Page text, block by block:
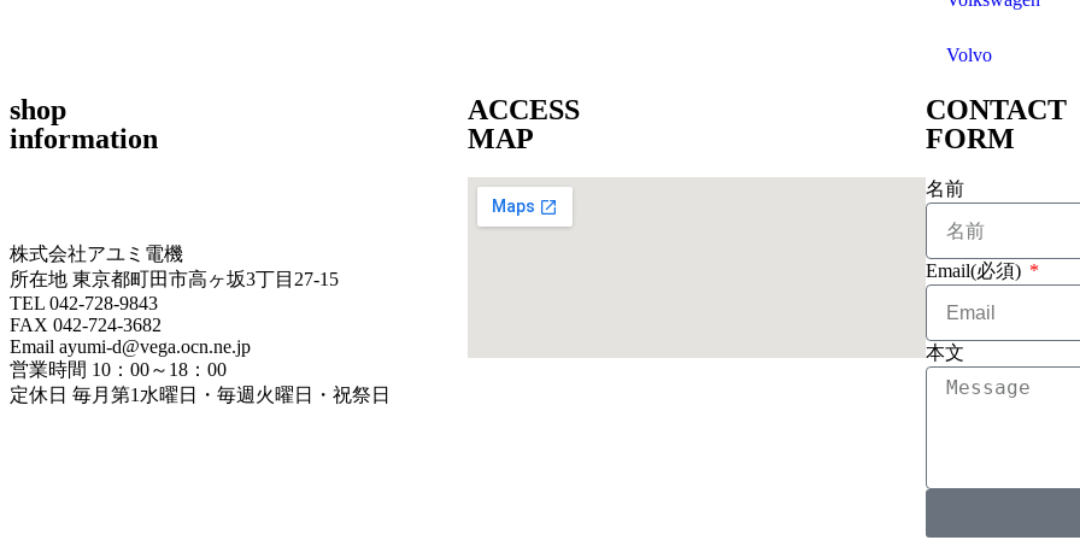
Volvo
shop
information
株式会社アユミ電機
所在地 東京都町田市高ヶ坂3丁目27‐15
TEL 042-728-9843
FAX 042-724-3682
Email ayumi-d@vega.ocn.ne.jp
営業時間 10：00～18：00
定休日 毎月第1水曜日・毎週火曜日・祝祭日
ACCESS
MAP
CONTACT
FORM
名前
Email(必須)
本文